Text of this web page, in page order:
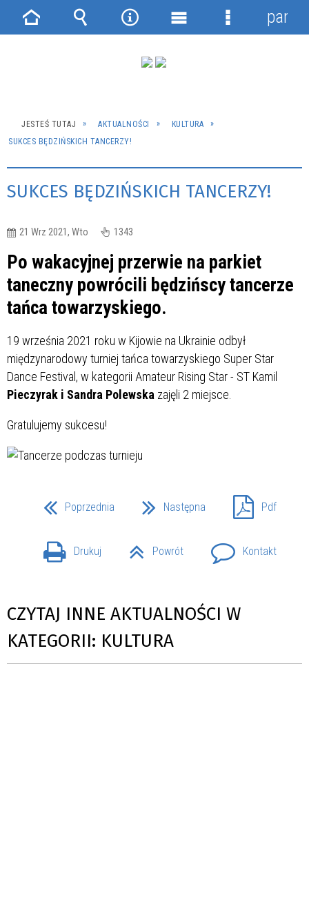
JESTEŚ TUTAJ AKTUALNOŚCI
KULTURA
SUKCES BĘDZIŃSKICH TANCERZY!
SUKCES BĘDZIŃSKICH TANCERZY!
21 Wrz 2021, Wto 1343
Po wakacyjnej przerwie na parkiet
taneczny powrócili będzińscy tancerze
tańca towarzyskiego.
19 września 2021 roku w Kijowie na Ukrainie odbył
międzynarodowy turniej tańca towarzyskiego Super Star
Dance Festival, w kategorii Amateur Rising Star - ST Kamil
Pieczyrak i Sandra Polewska zajęli 2 miejsce.
Gratulujemy sukcesu!
Poprzednia Następna Pdf
Drukuj Powrót Kontakt
CZYTAJ INNE AKTUALNOŚCI W
KATEGORII: KULTURA
Strona Wyszukiwarka
NarzędziaMenu
Menu
panel